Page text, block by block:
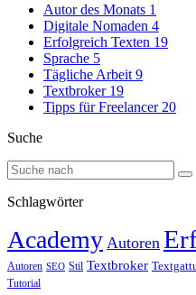
Autor des Monats 1
Digitale Nomaden 4
Erfolgreich Texten 19
Sprache 5
Tägliche Arbeit 9
Textbroker 19
Tipps für Freelancer 20
Suche
Schlagwörter
Academy Autoren
Autoren SEO Stil Textbroker
Tutorial